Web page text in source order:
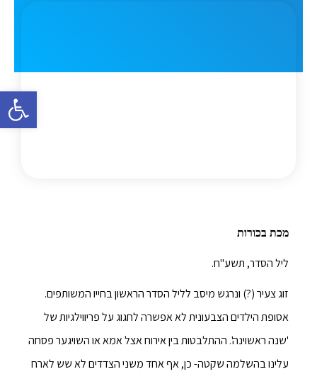
פתח
מכת בכורות
ליל הסדר, תשע"ח.
זוג צעיר (?) ונרגש מיסב לליל הסדר הראשון בחייו המשותפים.
אסופת הילדים הצבעונית לא אפשרה לחגוג על פריווילגיות של
'שנה ראשוינה'. ההתלבטות בין אירוח אצל אמא או השויגער פסחה
עלינו בהשלמה שקטה- כן, אף אחד משני הצדדים לא שש לארח